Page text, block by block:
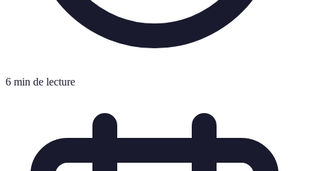
6 min de lecture